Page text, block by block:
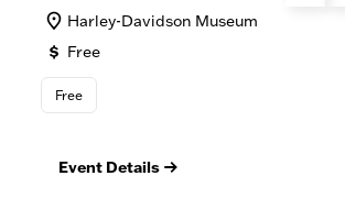
Harley-Davidson Museum
Free
Free
Event Details